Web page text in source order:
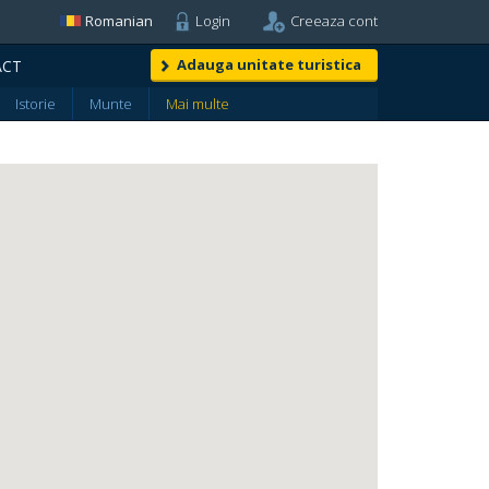
Login Creeaza cont
Romanian
Adauga unitate turistica
Istorie Munte Mai multe